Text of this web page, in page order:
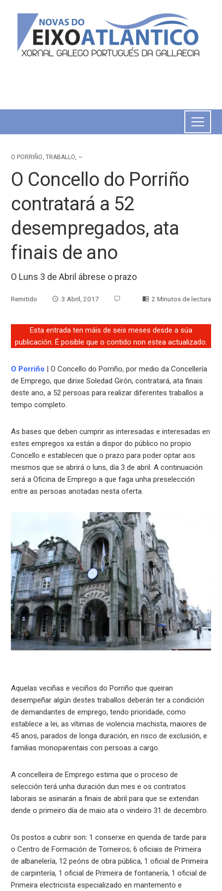
O PORRIÑO,TRABALLO, ~
O Concello do Porriño
contratará a 52
desempregados, ata
finais de ano
O Luns 3 de Abril ábrese o prazo
Remitido 3 Abril, 2017 2 Minutos de lectura
Esta entrada ten máis de seis meses desde a súa
publicación. É posible que o contido non estea actualizado.
O Porriño | O Concello do Porriño, por medio da Concellería
de Emprego, que dirixe Soledad Girón, contratará, ata finais
deste ano, a 52 persoas para realizar diferentes traballos a
tempo completo.
As bases que deben cumprir as interesadas e interesadas en
estes empregos xa están a dispor do público no propio
Concello e establecen que o prazo para poder optar aos
mesmos que se abrirá o luns, día 3 de abril. A continuación
será a Oficina de Emprego a que faga unha preselección
entre as persoas anotadas nesta oferta.
Aquelas veciñas e veciños do Porriño que queiran
desempeñar algún destes traballos deberán ter a condición
de demandantes de emprego, tendo prioridade, como
establece a lei, as vítimas de violencia machista, maiores de
45 anos, parados de longa duración, en risco de exclusión, e
familias monoparentais con persoas a cargo.
A concelleira de Emprego estima que o proceso de
selección terá unha duración dun mes e os contratos
laborais se asinarán a finais de abril para que se extendan
dende o primeiro día de maio ata o vindeiro 31 de decembro.
Os postos a cubrir son: 1 conserxe en quenda de tarde para
o Centro de Formación de Torneiros; 6 oficiais de Primeira
de albanelería, 12 peóns de obra pública, 1 oficial de Primeira
de carpintería, 1 oficial de Primeira de fontanería, 1 oficial de
Primeira electricista especializado en mantemento e